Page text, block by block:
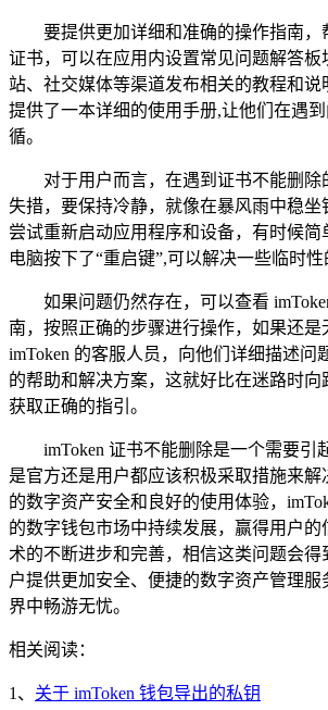
要提供更加详细和准确的操作指南，
证书，可以在应用内设置常见问题解答板
站、社交媒体等渠道发布相关的教程和说
提供了一本详细的使用手册,让他们在遇
循。
对于用户而言，在遇到证书不能删
失措，要保持冷静，就像在暴风雨中稳坐
尝试重新启动应用程序和设备，有时候简
电脑按下了“重启键”,可以解决一些临时性
如果问题仍然存在，可以查看
南，按照正确的步骤进行操作，如果还是
imToken 的客服人员，向他们详细描述问
的帮助和解决方案，这就好比在迷路时向
获取正确的指引。
imToken 证书不能删除是一个需要引
是官方还是用户都应该积极采取措施来解
的数字资产安全和良好的使用体验，
的数字钱包市场中持续发展，赢得用户的
术的不断进步和完善，相信这类问题会得
户提供更加安全、便捷的数字资产管理
界中畅游无忧。
相关阅读：
1、 关于 imToken 钱包导出的私钥